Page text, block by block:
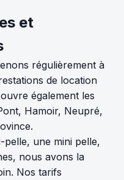
et
régulièrement à
de location
également les
Hamoir, Neupré,
une mini pelle,
nous avons la
Nos tarifs